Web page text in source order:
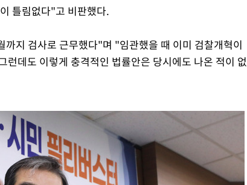
틀림없다"고 비판했다.
지 검사로 근무했다"며 "임관했을 때 이미 검찰개혁이
데도 이렇게 충격적인 법률안은 당시에도 나온 적이 없